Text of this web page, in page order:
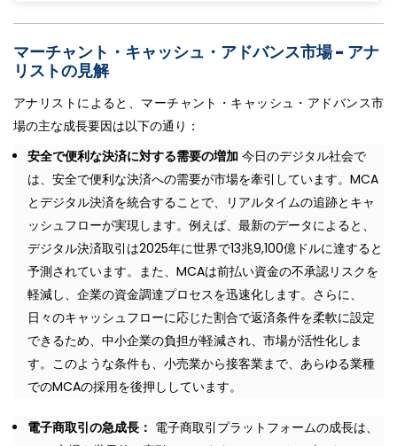
マーチャント・キャッシュ・アドバンス市場 - アナ
リストの見解
アナリストによると、マーチャント・キャッシュ・アドバンス市
場の主な成長要因は以下の通り：
安全で便利な決済に対する需要の増加 今日のデジタル社会で
は、安全で便利な決済への需要が市場を牽引しています。MCA
とデジタル決済を統合することで、リアルタイムの追跡とキャ
ッシュフローが実現します。例えば、最新のデータによると、
デジタル決済取引は2025年に世界で13兆9,100億ドルに達すると
予測されています。また、MCAは前払い資金の不承認リスクを
軽減し、企業の資金調達プロセスを迅速化します。さらに、
日々のキャッシュフローに応じた割合で返済条件を柔軟に設定
できるため、中小企業の負担が軽減され、市場が活性化しま
す。このような条件も、小売業から接客業まで、あらゆる業種
でのMCAの採用を後押ししています。
電子商取引の急成長： 電子商取引プラットフォームの成長は、